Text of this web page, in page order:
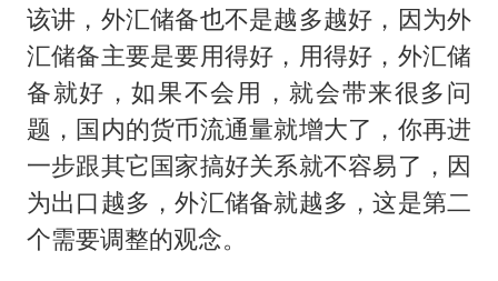
该讲，外汇储备也不是越多越好，因为外
汇储备主要是要用得好，用得好，外汇储
备就好，如果不会用，就会带来很多问
题，国内的货币流通量就增大了，你再进
一步跟其它国家搞好关系就不容易了，因
为出口越多，外汇储备就越多，这是第二
个需要调整的观念。